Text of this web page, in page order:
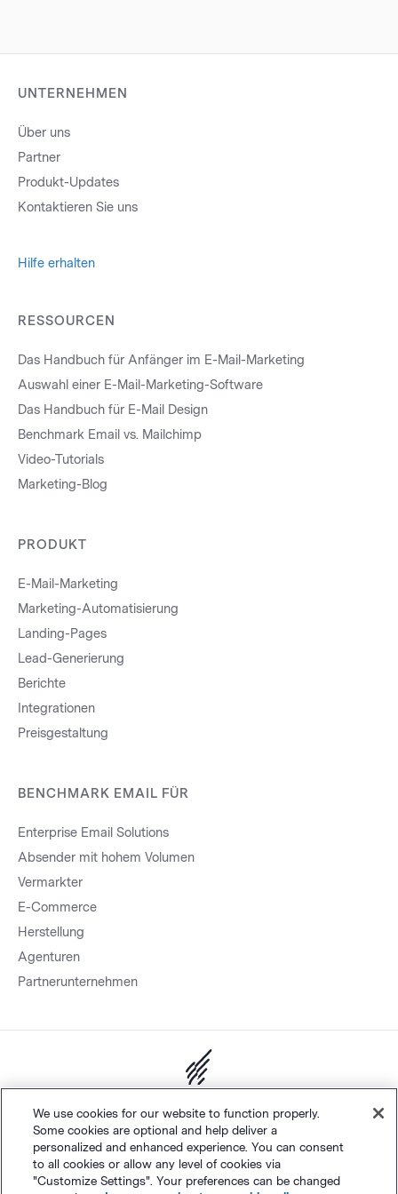
UNTERNEHMEN
Über uns
Partner
Produkt-Updates
Kontaktieren Sie uns
Hilfe erhalten
RESSOURCEN
Das Handbuch für Anfänger im E-Mail-Marketing
Auswahl einer E-Mail-Marketing-Software
Das Handbuch für E-Mail Design
Benchmark Email vs. Mailchimp
Video-Tutorials
Marketing-Blog
PRODUKT
E-Mail-Marketing
Marketing-Automatisierung
Landing-Pages
Lead-Generierung
Berichte
Integrationen
Preisgestaltung
BENCHMARK EMAIL FÜR
Enterprise Email Solutions
Absender mit hohem Volumen
Vermarkter
E-Commerce
Herstellung
Agenturen
Partnerunternehmen
Polaris Software, LLC
Deutsch
We use cookies for our website to function properly.
Some cookies are optional and help deliver a
personalized and enhanced experience. You can consent
to all cookies or allow any level of cookies via
"Customize Settings". Your preferences can be changed